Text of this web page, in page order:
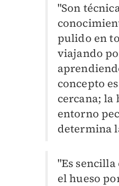
"Son
pulido en
viajando
concepto
cercana; la
entorno
determina
"Es
el hueso